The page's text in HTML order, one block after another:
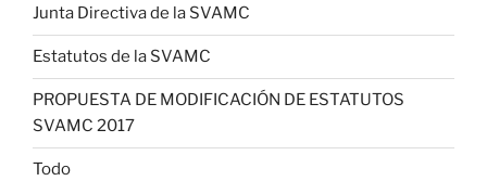
Junta Directiva de la SVAMC
Estatutos de la SVAMC
PROPUESTA DE MODIFICACIÓN DE ESTATUTOS
SVAMC 2017
Todo